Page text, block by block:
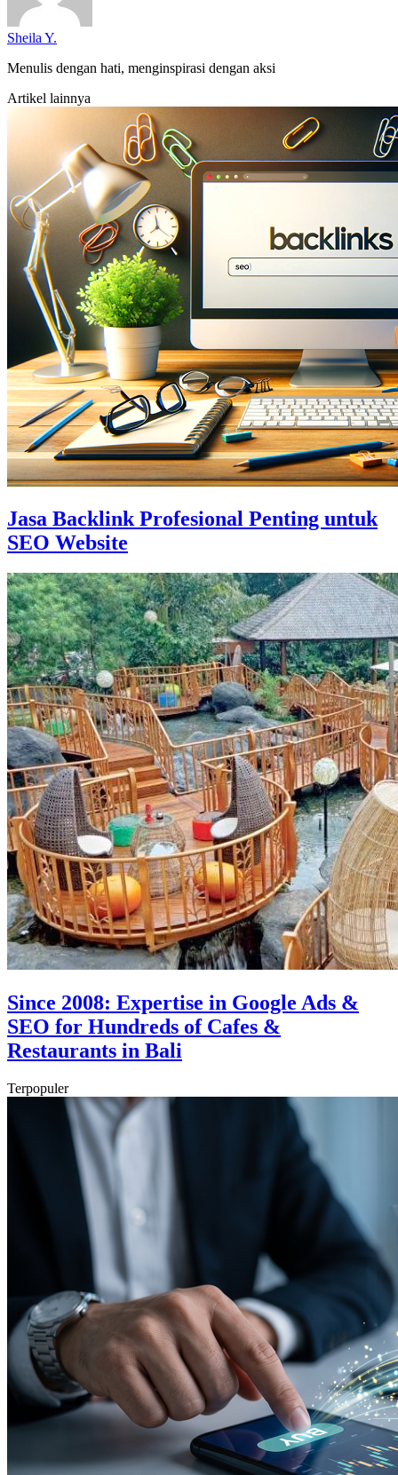
Sheila Y.
Menulis dengan hati, menginspirasi dengan aksi
Artikel lainnya
Jasa Backlink Profesional Penting untuk
SEO Website
Since 2008: Expertise in Google Ads &
SEO for Hundreds of Cafes &
Restaurants in Bali
Terpopuler